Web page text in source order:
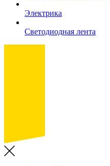
Электрика
Светодиодная лента